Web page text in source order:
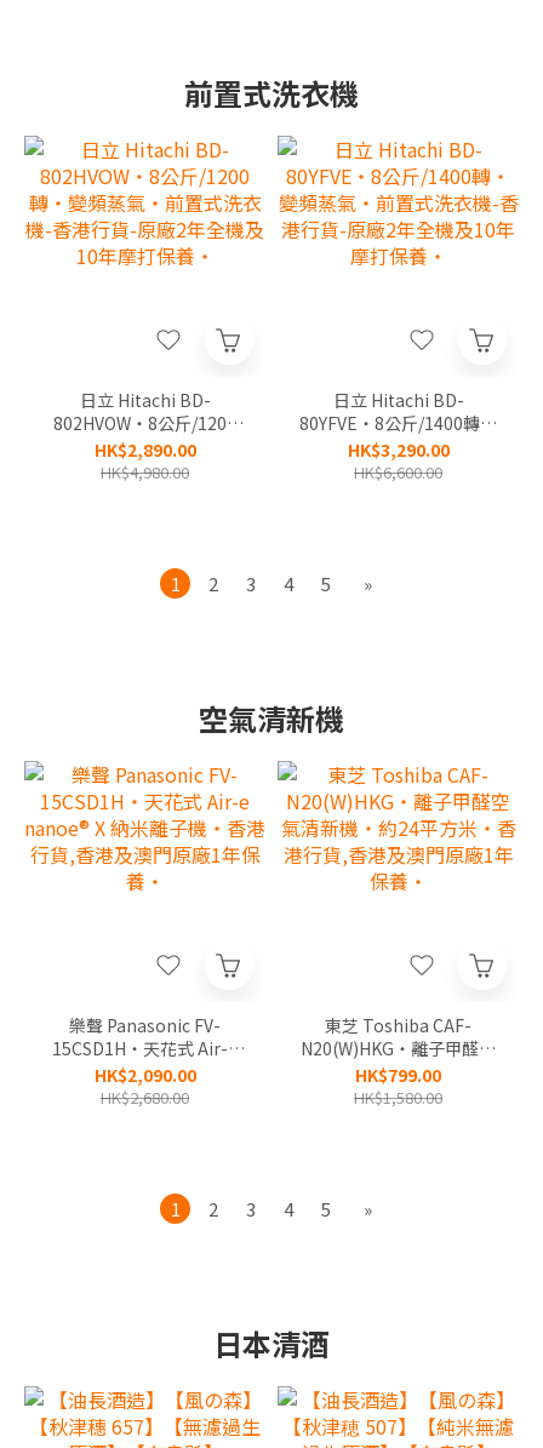
前置式洗衣機
日立 Hitachi BD-
802HVOW‧8公斤/1200
轉‧變頻蒸氣‧前置式洗衣
機-香港行貨-原廠2年全機
HK$2,890.00
HK$4,980.00
日立 Hitachi BD-
80YFVE‧8公斤/1400轉‧
變頻蒸氣‧前置式洗衣機-
香港行貨-原廠2年全機及
HK$3,290.00
HK$6,600.00
1 2 3 4 5 »
空氣清新機
樂聲 Panasonic FV-
15CSD1H‧天花式 Air-e
nanoe® X 納米離子機‧香
港行貨,香港及澳門原廠1年
HK$2,090.00
HK$2,680.00
東芝 Toshiba CAF-
N20(W)HKG‧離子甲醛空
氣清新機‧約24平方米‧
香港行貨,香港及澳門原廠1
HK$799.00
HK$1,580.00
1 2 3 4 5 »
日本清酒